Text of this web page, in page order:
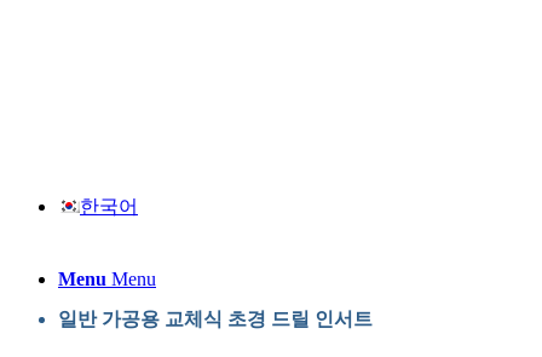
한국어
Menu Menu
일반 가공용 교체식 초경 드릴 인서트